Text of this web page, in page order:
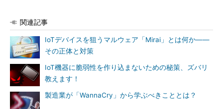
関連記事
IoTデバイスを狙うマルウェア「Mirai」とは何か――
その正体と対策
IoT機器に脆弱性を作り込まないための秘策、ズバリ
教えます！
製造業が「WannaCry」から学ぶべきこととは？